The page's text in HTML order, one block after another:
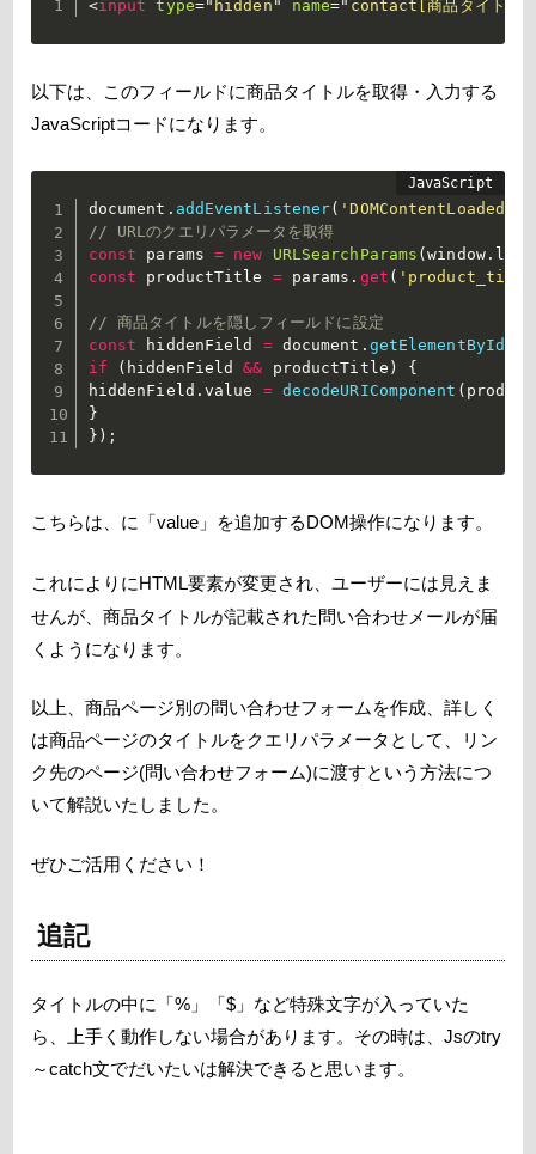
<input type=" hidden " name=" contact[商品タイトル]
以下は、このフィールドに商品タイトルを取得・入力する
JavaScriptコードになります。
document . addEventListener( 'DOMContentLoaded'
// URLのクエリパラメータを取得
const params = new URLSearchParams (window.
const productTitle = params . get (
// 商品タイトルを隠しフィールドに設定
const hiddenField = document . getElementById
if
( hiddenField && productTitle )
{
hiddenField . value = decodeURIComponent (
}
} ) ;
こちらは、 に「value」を追加するDOM操作になります。
これにより にHTML要素が変更され、ユーザーには見えま
せんが、商品タイトルが記載された問い合わせメールが届
くようになります。
以上、商品ページ別の問い合わせフォームを作成、詳しく
は商品ページのタイトルをクエリパラメータとして、リン
ク先のページ(問い合わせフォーム)に渡すという方法につ
いて解説いたしました。
ぜひご活用ください！
追記
タイトルの中に「%」「$」など特殊文字が入っていた
ら、上手く動作しない場合があります。その時は、Jsのtry
～catch文でだいたいは解決できると思います。